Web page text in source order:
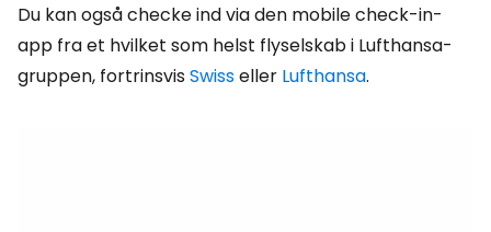
Du kan også checke ind via den mobile check-in-
app fra et hvilket som helst flyselskab i Lufthansa-
gruppen, fortrinsvisSwisseller Lufthansa.